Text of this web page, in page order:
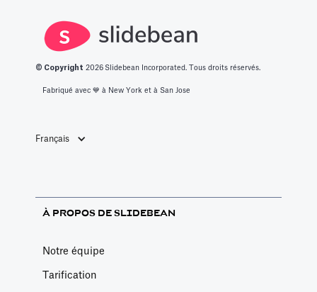
© Copyright 2026 Slidebean Incorporated. Tous droits réservés.
Fabriqué avec 💙️ à New York et à San Jose
Français
À PROPOS DE SLIDEBEAN
Notre équipe
Tarification